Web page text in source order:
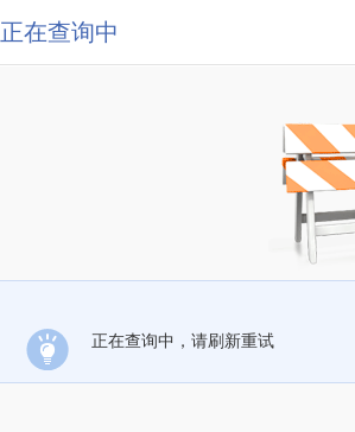
正在查询中
正在查询中，请刷新重试